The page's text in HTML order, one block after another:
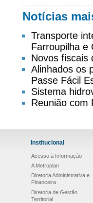
Notícias
Transporte
Farroupilha e
Novos fiscais
Alinhados os
Passe Fácil
Sistema
Reunião com
Institucional
Acesso à Informação
A Metroplan
Diretoria Administrativa e
Financeira
Diretoria de Gestão
Territorial